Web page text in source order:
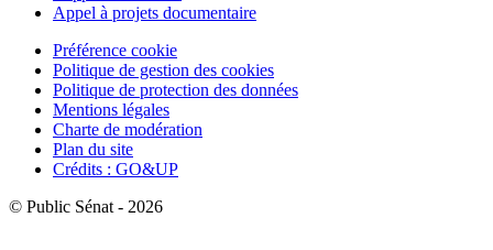
Appel à projets documentaire
Préférence cookie
Politique de gestion des cookies
Politique de protection des données
Mentions légales
Charte de modération
Plan du site
Crédits : GO&UP
© Public Sénat - 2026